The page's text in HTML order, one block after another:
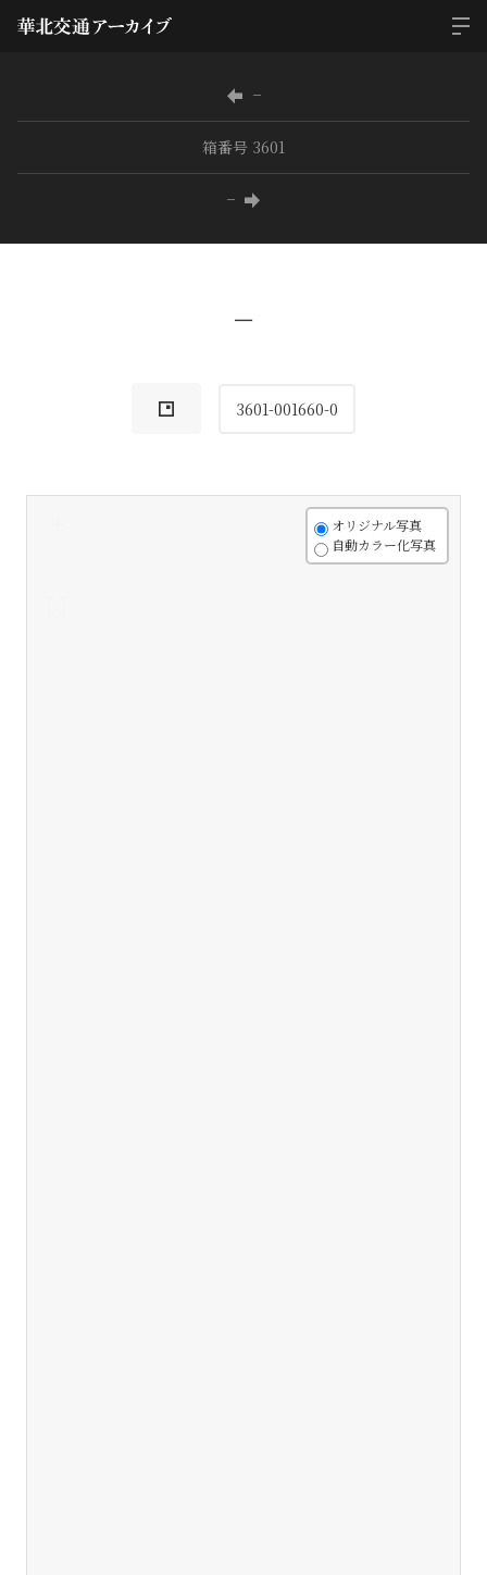
−
箱番号 3601
−
−
3601-001660-0
オリジナル写真
自動カラー化写真